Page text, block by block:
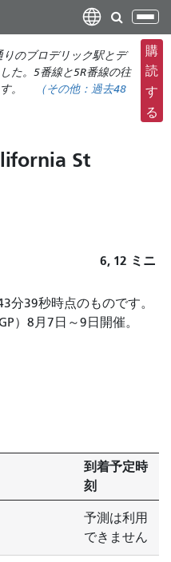
ナ
ビ
ゲ
ー
シ
ョ
のブロデリック駅とデ
た。5番線と5R番線の往
。
（その他： 過去48
購
読
す
る
St
6, 12 ミニ
分39秒時点のものです。
）8月7日～9日開催。
到着予定時
刻
予測は利用
できません